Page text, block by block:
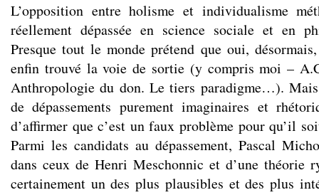
L’opposition entre holisme et individualisme
réellement dépassée en science sociale et en
Presque tout le monde prétend que oui,
enfin trouvé la voie de sortie (y compris moi –
Anthropologie du don. Le tiers paradigme…).
de dépassements purement imaginaires et
d’affirmer que c’est un faux problème pour qu’il
Parmi les candidats au dépassement, Pascal
dans ceux de Henri Meschonnic et d’une théorie
certainement un des plus plausibles et des plus